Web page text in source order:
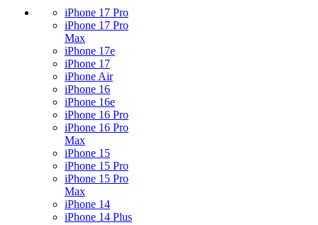
iPhone 17 Pro
iPhone 17 Pro
Max
iPhone 17e
iPhone 17
iPhone Air
iPhone 16
iPhone 16e
iPhone 16 Pro
iPhone 16 Pro
Max
iPhone 15
iPhone 15 Pro
iPhone 15 Pro
Max
iPhone 14
iPhone 14 Plus